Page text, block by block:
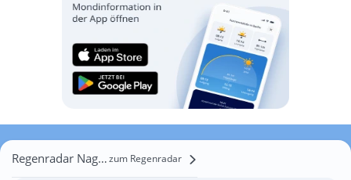
Regenradar Nagyatádzum Regenradar